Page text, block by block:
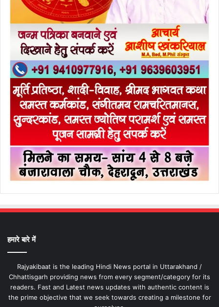
हमारे बारे में
Rajyakibaat is the leading Hindi News portal in Uttarakhand /
Chhattisgarh providing news from every segment/category for its
readers. Fast and Latest news updates with authentic content is
the prime objective that we seek towards creating a milestone for